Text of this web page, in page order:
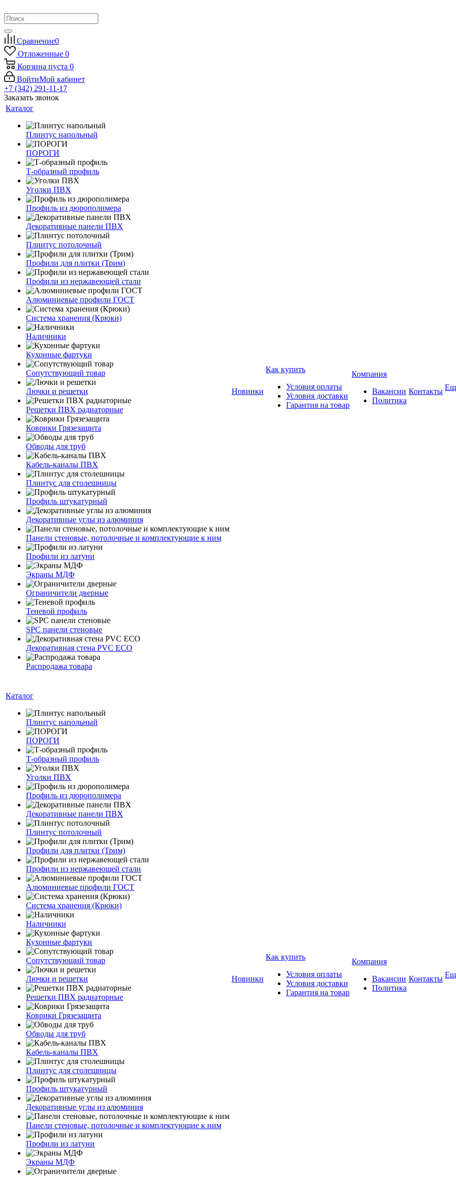
Сравнение0
Отложенные 0
Корзина пуста 0
ВойтиМой кабинет
+7 (342) 291-11-17
Заказать звонок
Каталог
Плинтус напольный
ПОРОГИ
Т-образный профиль
Уголки ПВХ
Профиль из дюрополимера
Декоративные панели ПВХ
Плинтус потолочный
Профили для плитки (Трим)
Профили из нержавеющей стали
Алюминиевые профили ГОСТ
Система хранения (Крюки)
Наличники
Кухонные фартуки
Сопутствующий товар
Лючки и решетки
Решетки ПВХ радиаторные
Коврики Грязезащита
Обводы для труб
Кабель-каналы ПВХ
Плинтус для столешницы
Профиль штукатурный
Декоративные углы из алюминия
Панели стеновые, потолочные и комплектующие к ним
Профили из латуни
Экраны МДФ
Ограничители дверные
Теневой профиль
SPC панели стеновые
Декоративная стена PVC ECO
Распродажа товара
Новинки
Как купить
Условия оплаты
Условия доставки
Гарантия на товар
Компания
Вакансии
Политика
Контакты
Каталог
Плинтус напольный
ПОРОГИ
Т-образный профиль
Уголки ПВХ
Профиль из дюрополимера
Декоративные панели ПВХ
Плинтус потолочный
Профили для плитки (Трим)
Профили из нержавеющей стали
Алюминиевые профили ГОСТ
Система хранения (Крюки)
Наличники
Кухонные фартуки
Сопутствующий товар
Лючки и решетки
Решетки ПВХ радиаторные
Коврики Грязезащита
Обводы для труб
Кабель-каналы ПВХ
Плинтус для столешницы
Профиль штукатурный
Декоративные углы из алюминия
Панели стеновые, потолочные и комплектующие к ним
Профили из латуни
Экраны МДФ
Новинки
Как купить
Условия оплаты
Условия доставки
Гарантия на товар
Компания
Вакансии
Политика
Контакты